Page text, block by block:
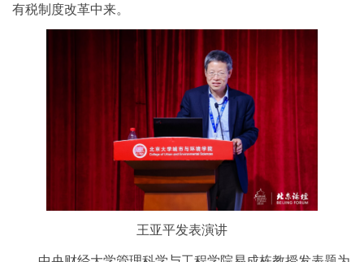
有税制度改革中来。
王亚平发表演讲